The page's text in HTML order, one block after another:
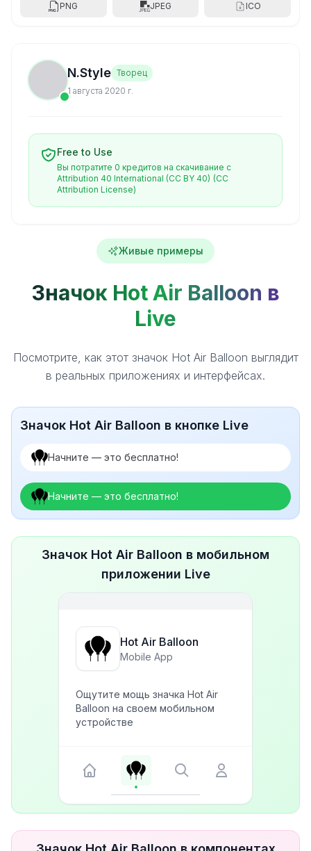
PNG JPEG ICO
N.Style Творец
1 августа 2020 г.
Free to Use
Вы потратите 0 кредитов на скачивание с
Attribution 40 International (CC BY 40) (CC
Attribution License)
Живые примеры
Значок Hot Air Balloon в
Live
Посмотрите, как этот значок Hot Air Balloon выглядит
в реальных приложениях и интерфейсах.
Значок Hot Air Balloon в кнопке Live
Начните — это бесплатно!
Начните — это бесплатно!
Значок Hot Air Balloon в мобильном
приложении Live
Hot Air Balloon
Mobile App
Ощутите мощь значка Hot Air
Balloon на своем мобильном
устройстве